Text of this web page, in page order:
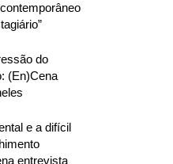
do
(En)Cena
e a difícil
entrevista